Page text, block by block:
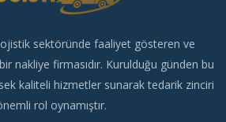
sektöründe faaliyet gösteren ve
nakliye firmasıdır. Kurulduğu günden bu
kaliteli hizmetler sunarak tedarik zinciri
rol oynamıştır.